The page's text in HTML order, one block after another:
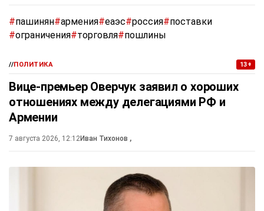
#пашинян#армения#еаэс#россия#поставки
#ограничения#торговля#пошлины
//ПОЛИТИКА 13+
Вице-премьер Оверчук заявил о хороших
отношениях между делегациями РФ и
Армении
7 августа 2026, 12:12Иван Тихонов ,